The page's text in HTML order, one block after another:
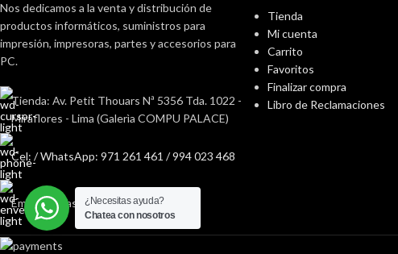
Nos dedicamos a la venta y distribución de
productos informáticos, suministros para
impresión, impresoras, partes y accesorios para
PC.
Tienda: Av. Petit Thouars Nª 5356 Tda. 1022 -
Miraflores - Lima (Galerìa COMPU PALACE)
Cel: / WhatsApp: 971 261 461 / 994 023 468
Email: ventas@fabisan.pe
Tienda
Mi cuenta
Carrito
Favoritos
Finalizar compra
Libro de Reclamaciones
¿Necesitas ayuda?
Chatea con nosotros